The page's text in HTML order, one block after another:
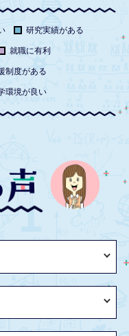
研究実績がある
就職に有利
制度がある
環境が良い